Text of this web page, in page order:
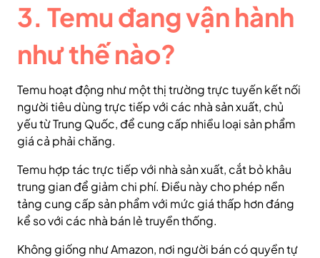
3. Temu đang vận hành
như thế nào?
Temu hoạt động như một thị trường trực tuyến kết nối
người tiêu dùng trực tiếp với các nhà sản xuất, chủ
yếu từ Trung Quốc, để cung cấp nhiều loại sản phẩm
giá cả phải chăng.
Temu hợp tác trực tiếp với nhà sản xuất, cắt bỏ khâu
trung gian để giảm chi phí. Điều này cho phép nền
tảng cung cấp sản phẩm với mức giá thấp hơn đáng
kể so với các nhà bán lẻ truyền thống.
Không giống như Amazon, nơi người bán có quyền tự